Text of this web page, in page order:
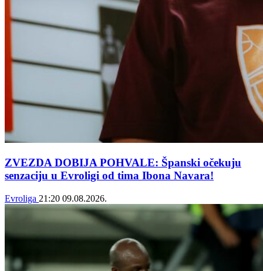
ZVEZDA DOBIJA POHVALE: Španski očekuju
senzaciju u Evroligi od tima Ibona Navara!
Evroliga 21:20 09.08.2026.